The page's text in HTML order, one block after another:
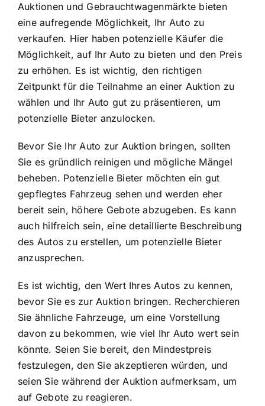
Auktionen und Gebrauchtwagenmärkte bieten
eine aufregende Möglichkeit, Ihr Auto zu
verkaufen. Hier haben potenzielle Käufer die
Möglichkeit, auf Ihr Auto zu bieten und den Preis
zu erhöhen. Es ist wichtig, den richtigen
Zeitpunkt für die Teilnahme an einer Auktion zu
wählen und Ihr Auto gut zu präsentieren, um
potenzielle Bieter anzulocken.
Bevor Sie Ihr Auto zur Auktion bringen, sollten
Sie es gründlich reinigen und mögliche Mängel
beheben. Potenzielle Bieter möchten ein gut
gepflegtes Fahrzeug sehen und werden eher
bereit sein, höhere Gebote abzugeben. Es kann
auch hilfreich sein, eine detaillierte Beschreibung
des Autos zu erstellen, um potenzielle Bieter
anzusprechen.
Es ist wichtig, den Wert Ihres Autos zu kennen,
bevor Sie es zur Auktion bringen. Recherchieren
Sie ähnliche Fahrzeuge, um eine Vorstellung
davon zu bekommen, wie viel Ihr Auto wert sein
könnte. Seien Sie bereit, den Mindestpreis
festzulegen, den Sie akzeptieren würden, und
seien Sie während der Auktion aufmerksam, um
auf Gebote zu reagieren.